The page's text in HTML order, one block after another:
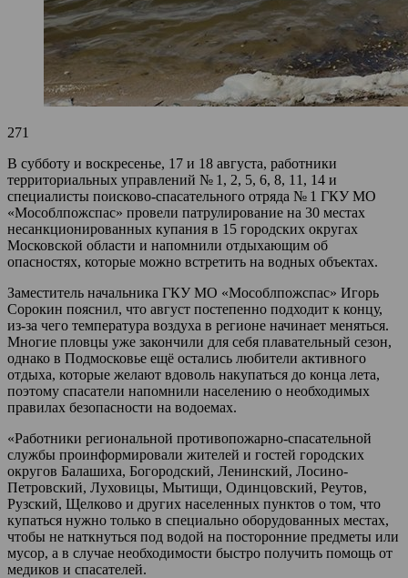
271
В субботу и воскресенье, 17 и 18 августа, работники
территориальных управлений № 1, 2, 5, 6, 8, 11, 14 и
специалисты поисково-спасательного отряда № 1 ГКУ МО
«Мособлпожспас» провели патрулирование на 30 местах
несанкционированных купания в 15 городских округах
Московской области и напомнили отдыхающим об
опасностях, которые можно встретить на водных объектах.
Заместитель начальника ГКУ МО «Мособлпожспас» Игорь
Сорокин пояснил, что август постепенно подходит к концу,
из-за чего температура воздуха в регионе начинает меняться.
Многие пловцы уже закончили для себя плавательный сезон,
однако в Подмосковье ещё остались любители активного
отдыха, которые желают вдоволь накупаться до конца лета,
поэтому спасатели напомнили населению о необходимых
правилах безопасности на водоемах.
«Работники региональной противопожарно-спасательной
службы проинформировали жителей и гостей городских
округов Балашиха, Богородский, Ленинский, Лосино-
Петровский, Луховицы, Мытищи, Одинцовский, Реутов,
Рузский, Щелково и других населенных пунктов о том, что
купаться нужно только в специально оборудованных местах,
чтобы не наткнуться под водой на посторонние предметы или
мусор, а в случае необходимости быстро получить помощь от
медиков и спасателей.